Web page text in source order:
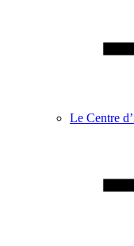
Le Centre